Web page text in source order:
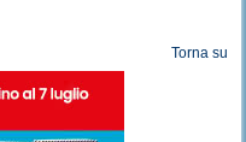
Torna su